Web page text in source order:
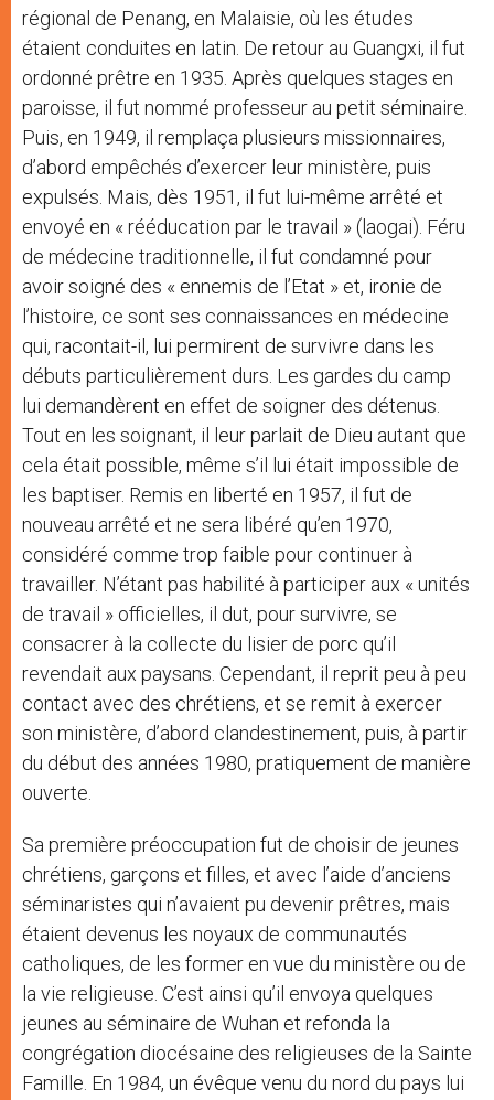
régional de Penang, en Malaisie, où les études
étaient conduites en latin. De retour au Guangxi, il fut
ordonné prêtre en 1935. Après quelques stages en
paroisse, il fut nommé professeur au petit séminaire.
Puis, en 1949, il remplaça plusieurs missionnaires,
d’abord empêchés d’exercer leur ministère, puis
expulsés. Mais, dès 1951, il fut lui-même arrêté et
envoyé en « rééducation par le travail » (laogai). Féru
de médecine traditionnelle, il fut condamné pour
avoir soigné des « ennemis de l’Etat » et, ironie de
l’histoire, ce sont ses connaissances en médecine
qui, racontait-il, lui permirent de survivre dans les
débuts particulièrement durs. Les gardes du camp
lui demandèrent en effet de soigner des détenus.
Tout en les soignant, il leur parlait de Dieu autant que
cela était possible, même s’il lui était impossible de
les baptiser. Remis en liberté en 1957, il fut de
nouveau arrêté et ne sera libéré qu’en 1970,
considéré comme trop faible pour continuer à
travailler. N’étant pas habilité à participer aux « unités
de travail » officielles, il dut, pour survivre, se
consacrer à la collecte du lisier de porc qu’il
revendait aux paysans. Cependant, il reprit peu à peu
contact avec des chrétiens, et se remit à exercer
son ministère, d’abord clandestinement, puis, à partir
du début des années 1980, pratiquement de manière
ouverte.
Sa première préoccupation fut de choisir de jeunes
chrétiens, garçons et filles, et avec l’aide d’anciens
séminaristes qui n’avaient pu devenir prêtres, mais
étaient devenus les noyaux de communautés
catholiques, de les former en vue du ministère ou de
la vie religieuse. C’est ainsi qu’il envoya quelques
jeunes au séminaire de Wuhan et refonda la
congrégation diocésaine des religieuses de la Sainte
Famille. En 1984, un évêque venu du nord du pays lui